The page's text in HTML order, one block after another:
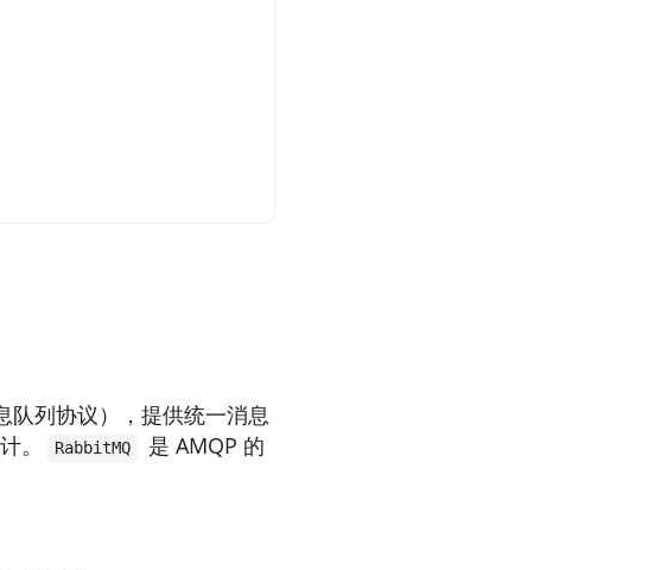
列协议），提供统一消息
。
RabbitMQ
是 AMQP 的